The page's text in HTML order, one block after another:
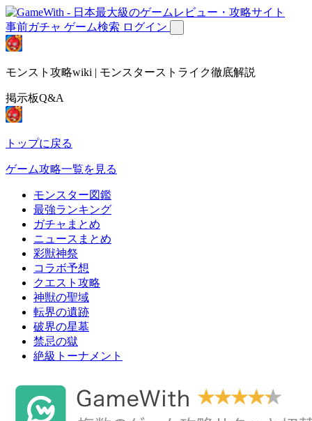
事前ガチャ ゲーム検索 ログイン
モンスト攻略wiki | モンスターストライク徹底解説
掲示板Q&A
トップに戻る
ゲーム攻略一覧を見る
モンスター図鑑
最強ランキング
ガチャまとめ
ニュースまとめ
彩獣神祭
コラボ予想
クエスト攻略
神獣の聖域
転界の遺跡
破界の星墓
禁忌の獄
絶級トーナメント